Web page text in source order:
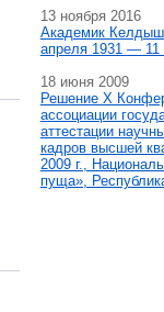
13 ноября 2016
Академик
апреля 1931 — 11
18 июня 2009
Решение X
ассоциации
аттестации
кадров высшей
2009 г.,
пуща»,